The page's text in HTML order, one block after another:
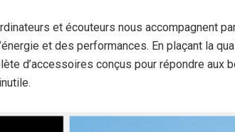
et écouteurs nous accompagnent
et des performances. En plaçant la
d’accessoires conçus pour répondre aux